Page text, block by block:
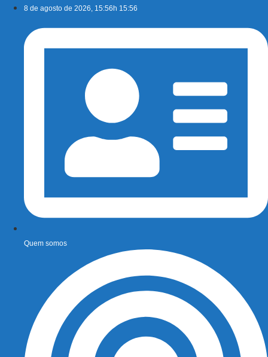
conteúdo
8 de agosto de 2026, 15:56h 15:56
Quem somos